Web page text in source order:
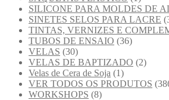
SILICONE PARA MOLDES DE
SINETES SELOS PARA LACRE
TINTAS, VERNIZES E
TUBOS DE ENSAIO (36)
VELAS (30)
VELAS DE BAPTIZADO (2)
Velas de Cera de Soja (1)
VER TODOS OS PRODUTOS
WORKSHOPS (8)